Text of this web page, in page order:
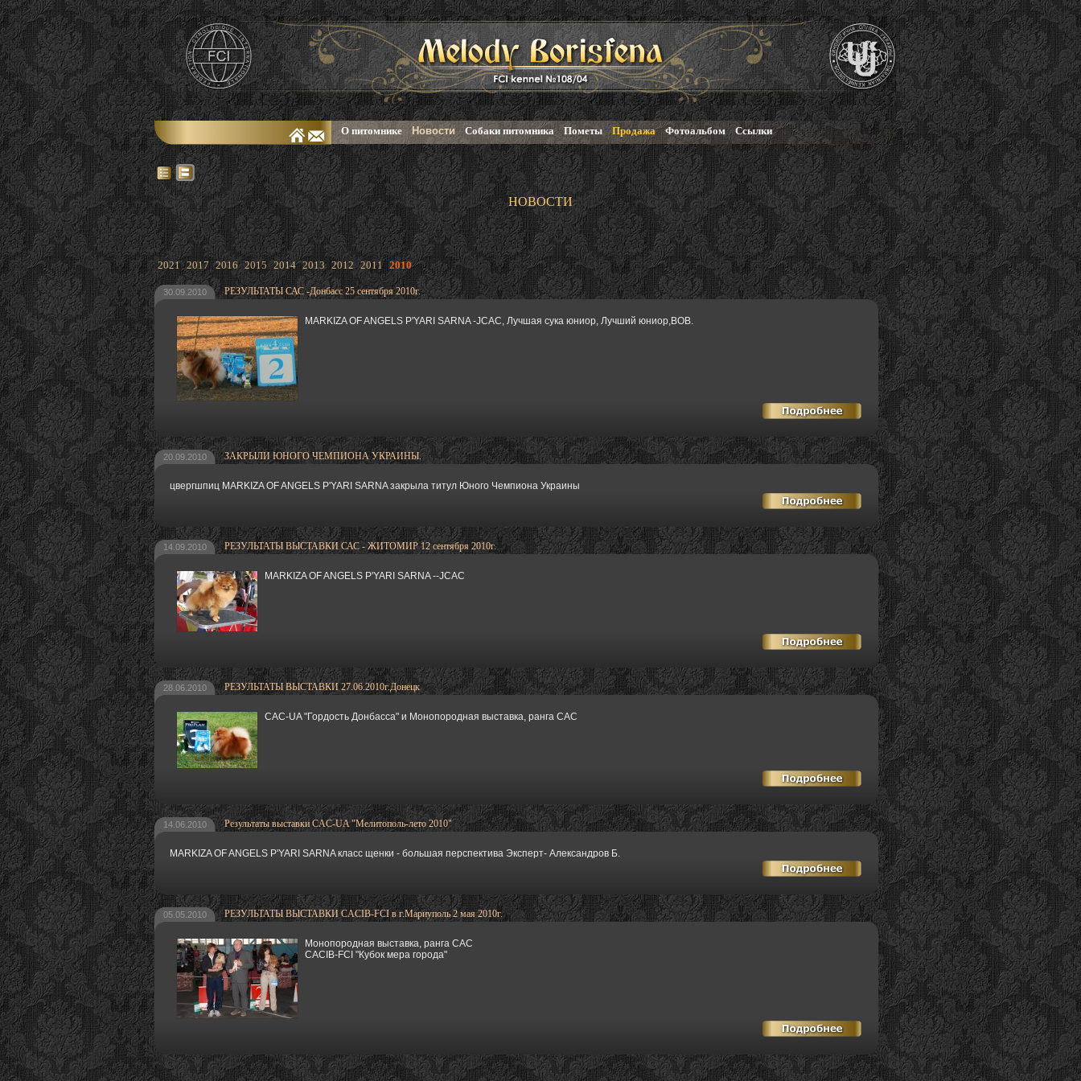
О питомнике Новости Собаки питомника Пометы Продажа Фотоальбом Ссылки
НОВОСТИ
2021 2017 2016 2015 2014 2013 2012 2011 2010
30.09.2010 РЕЗУЛЬТАТЫ САС -Донбасс 25 сентября 2010г.
MARKIZA OF ANGELS P'YARI SARNA -JCAC, Лучшая сука юниор, Лучший юниор,ВОВ.
20.09.2010 ЗАКРЫЛИ ЮНОГО ЧЕМПИОНА УКРАИНЫ.
цвергшпиц MARKIZA OF ANGELS P'YARI SARNA закрыла титул Юного Чемпиона Украины
14.09.2010 РЕЗУЛЬТАТЫ ВЫСТАВКИ САС - ЖИТОМИР 12 сентября 2010г.
MARKIZA OF ANGELS P'YARI SARNA --JCAC
28.06.2010 РЕЗУЛЬТАТЫ ВЫСТАВКИ 27.06.2010г.Донецк
САС-UA "Гордость Донбасса" и Монопородная выставка, ранга САС
14.06.2010 Результаты выставки CAC-UA "Мелитополь-лето 2010"
MARKIZA OF ANGELS P'YARI SARNA класс щенки - большая перспектива Эксперт- Александров Б.
05.05.2010 РЕЗУЛЬТАТЫ ВЫСТАВКИ CACIB-FCI в г.Мариуполь 2 мая 2010г.
Монопородная выставка, ранга САС
CACIB-FCI "Кубок мера города"